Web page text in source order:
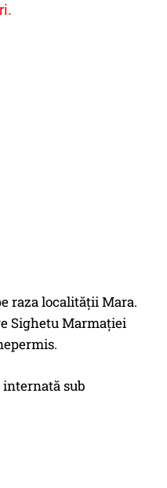
raza localităţii Mara.
Sighetu Marmaţiei
sub